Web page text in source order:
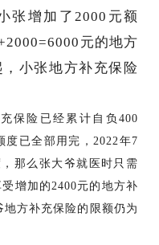
张增加了2000元额
元的地方
小张地方补充保险
保险已经累计自负 400
度已全部用完，2022年7
那么张大爷就医时只需
增加的2400元的地方补
方补充保险的限额仍为